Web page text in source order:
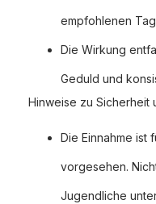
empfohlenen
Die Wirkung
Geduld und
Hinweise zu Sicherheit
Die Einnahme ist
vorgesehen.
Jugendliche